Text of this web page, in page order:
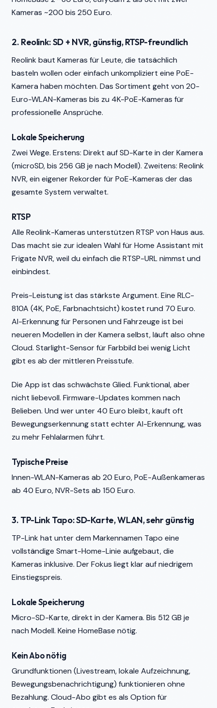
Kameras ~200 bis 250 Euro.
2. Reolink: SD + NVR, günstig, RTSP-freundlich
Reolink baut Kameras für Leute, die tatsächlich
basteln wollen oder einfach unkompliziert eine PoE-
Kamera haben möchten. Das Sortiment geht von 20-
Euro-WLAN-Kameras bis zu 4K-PoE-Kameras für
professionelle Ansprüche.
Lokale Speicherung
Zwei Wege. Erstens: Direkt auf SD-Karte in der Kamera
(microSD, bis 256 GB je nach Modell). Zweitens: Reolink
NVR, ein eigener Rekorder für PoE-Kameras der das
gesamte System verwaltet.
RTSP
Alle Reolink-Kameras unterstützen RTSP von Haus aus.
Das macht sie zur idealen Wahl für Home Assistant mit
Frigate NVR, weil du einfach die RTSP-URL nimmst und
einbindest.
Preis-Leistung ist das stärkste Argument. Eine RLC-
810A (4K, PoE, Farbnachtsicht) kostet rund 70 Euro.
AI-Erkennung für Personen und Fahrzeuge ist bei
neueren Modellen in der Kamera selbst, läuft also ohne
Cloud. Starlight-Sensor für Farbbild bei wenig Licht
gibt es ab der mittleren Preisstufe.
Die App ist das schwächste Glied. Funktional, aber
nicht liebevoll. Firmware-Updates kommen nach
Belieben. Und wer unter 40 Euro bleibt, kauft oft
Bewegungserkennung statt echter AI-Erkennung, was
zu mehr Fehlalarmen führt.
Typische Preise
Innen-WLAN-Kameras ab 20 Euro, PoE-Außenkameras
ab 40 Euro, NVR-Sets ab 150 Euro.
3. TP-Link Tapo: SD-Karte, WLAN, sehr günstig
TP-Link hat unter dem Markennamen Tapo eine
vollständige Smart-Home-Linie aufgebaut, die
Kameras inklusive. Der Fokus liegt klar auf niedrigem
Einstiegspreis.
Lokale Speicherung
Micro-SD-Karte, direkt in der Kamera. Bis 512 GB je
nach Modell. Keine HomeBase nötig.
Kein Abo nötig
Grundfunktionen (Livestream, lokale Aufzeichnung,
Bewegungsbenachrichtigung) funktionieren ohne
Bezahlung. Cloud-Abo gibt es als Option für